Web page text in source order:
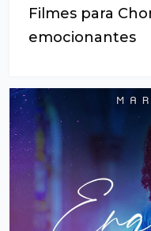
Filmes para
emocionantes